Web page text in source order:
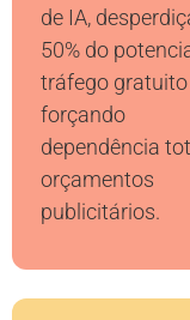
de IA,
50% do
tráfego gratuito
forçando
dependência
orçamentos
publicitários.